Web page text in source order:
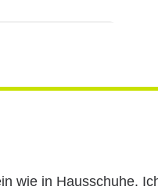
wie in Hausschuhe.